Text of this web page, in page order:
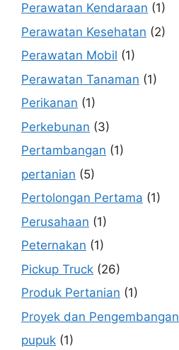
Perawatan Kendaraan (1)
Perawatan Kesehatan (2)
Perawatan Mobil (1)
Perawatan Tanaman (1)
Perikanan (1)
Perkebunan (3)
Pertambangan (1)
pertanian (5)
Pertolongan Pertama (1)
Perusahaan (1)
Peternakan (1)
Pickup Truck (26)
Produk Pertanian (1)
Proyek dan Pengembangan
pupuk (1)